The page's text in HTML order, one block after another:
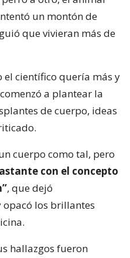
un montón de
que vivieran más de
el científico quería más y
a plantear la
de cuerpo, ideas
cuerpo como tal, pero
con el concepto
, que dejó
los brillantes
hallazgos fueron